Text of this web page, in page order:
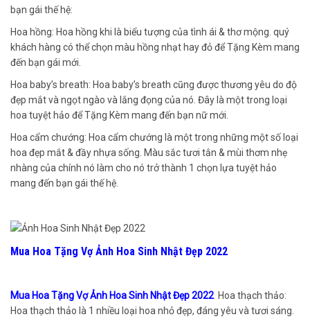
bạn gái thế hệ:
Hoa hồng: Hoa hồng khi là biểu tượng của tình ái & thơ mộng. quý
khách hàng có thể chọn màu hồng nhạt hay đỏ để Tặng Kèm mang
đến bạn gái mới.
Hoa baby’s breath: Hoa baby’s breath cũng được thương yêu do độ
đẹp mắt và ngọt ngào và lắng đọng của nó. Đây là một trong loại
hoa tuyệt hảo để Tặng Kèm mang đến bạn nữ mới.
Hoa cẩm chướng: Hoa cẩm chướng là một trong những một số loại
hoa đẹp mắt & đầy nhựa sống. Màu sắc tươi tắn & mùi thơm nhẹ
nhàng của chính nó làm cho nó trở thành 1 chọn lựa tuyệt hảo
mang đến bạn gái thế hệ.
Mua Hoa Tặng Vợ Ảnh Hoa Sinh Nhật Đẹp 2022
Mua Hoa Tặng Vợ Ảnh Hoa Sinh Nhật Đẹp 2022 Hoa thạch thảo:
Hoa thạch thảo là 1 nhiều loại hoa nhỏ đẹp, đáng yêu và tươi sáng.